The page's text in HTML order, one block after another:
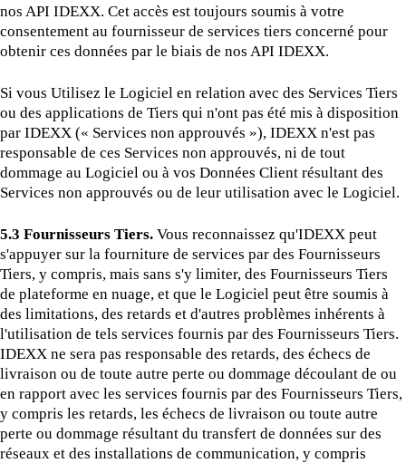
nos API IDEXX. Cet accès est toujours soumis à votre
consentement au fournisseur de services tiers concerné pour
obtenir ces données par le biais de nos API IDEXX.
Si vous Utilisez le Logiciel en relation avec des Services Tiers
ou des applications de Tiers qui n'ont pas été mis à disposition
par IDEXX (« Services non approuvés »), IDEXX n'est pas
responsable de ces Services non approuvés, ni de tout
dommage au Logiciel ou à vos Données Client résultant des
Services non approuvés ou de leur utilisation avec le Logiciel.
5.3 Fournisseurs Tiers. Vous reconnaissez qu'IDEXX peut
s'appuyer sur la fourniture de services par des Fournisseurs
Tiers, y compris, mais sans s'y limiter, des Fournisseurs Tiers
de plateforme en nuage, et que le Logiciel peut être soumis à
des limitations, des retards et d'autres problèmes inhérents à
l'utilisation de tels services fournis par des Fournisseurs Tiers.
IDEXX ne sera pas responsable des retards, des échecs de
livraison ou de toute autre perte ou dommage découlant de ou
en rapport avec les services fournis par des Fournisseurs Tiers,
y compris les retards, les échecs de livraison ou toute autre
perte ou dommage résultant du transfert de données sur des
réseaux et des installations de communication, y compris